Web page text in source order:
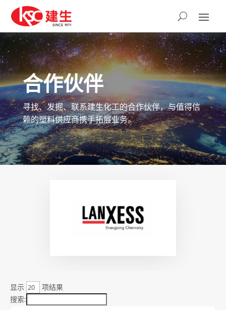
合作伙伴
寻找、发掘、联系建生化工的合作伙伴，与值得信
赖的塑料供应商携手拓展业务。
显示
项结果
搜索: